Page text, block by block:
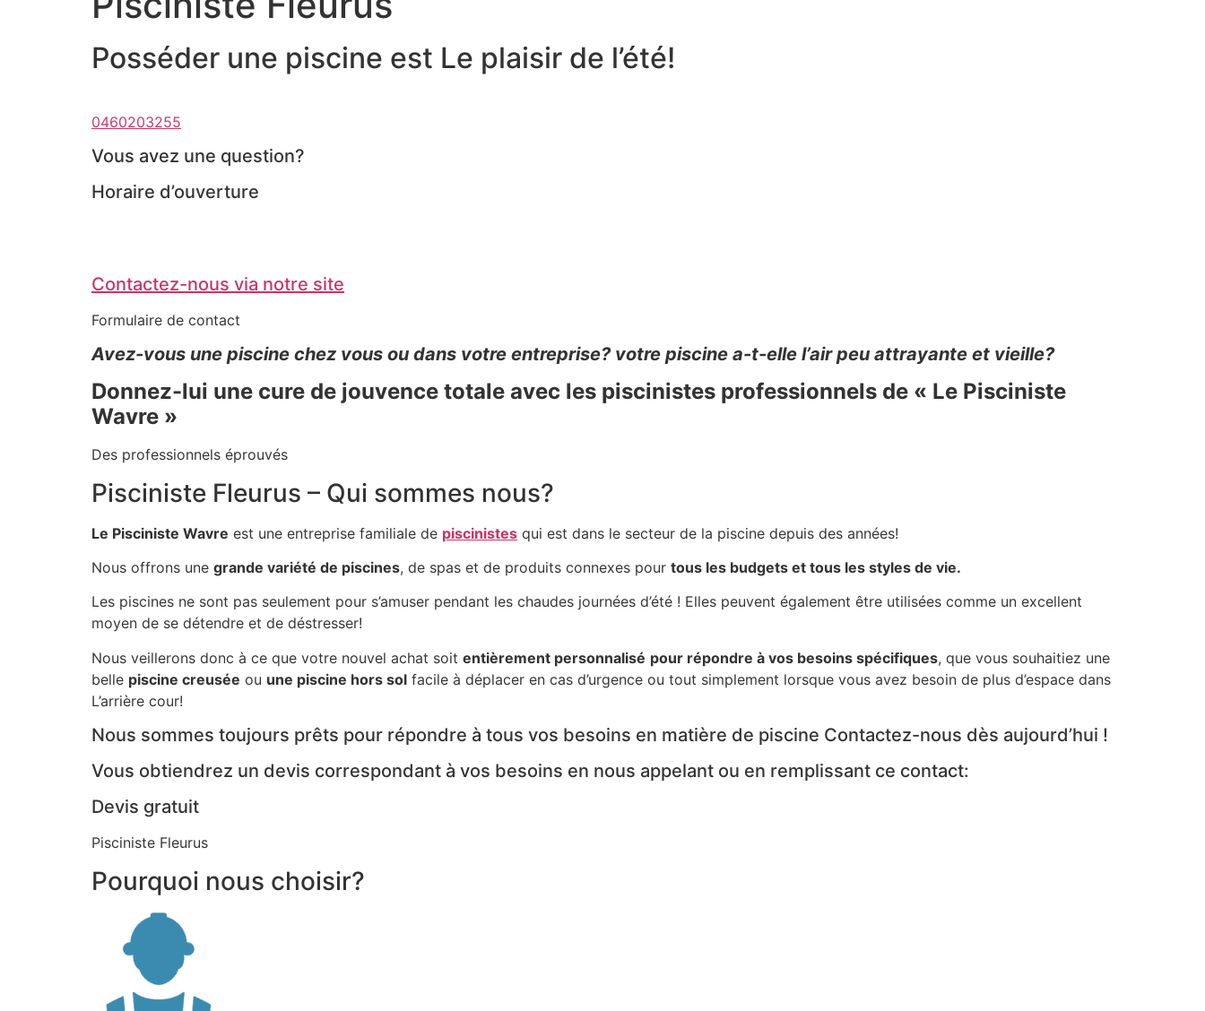
Posséder une piscine est Le plaisir de l’été!
0460203255
Vous avez une question?
Horaire d’ouverture
Contactez-nous via notre site
Formulaire de contact
Avez-vous une piscine chez vous ou dans votre entreprise? votre piscine a-t-elle l’air peu attrayante et vieille?
Donnez-lui une cure de jouvence totale avec les piscinistes professionnels de « Le Pisciniste
Wavre »
Des professionnels éprouvés
Pisciniste Fleurus – Qui sommes nous?
Le Pisciniste Wavre est une entreprise familiale de piscinistes qui est dans le secteur de la piscine depuis des années!
Nous offrons une grande variété de piscines, de spas et de produits connexes pour tous les budgets et tous les styles de vie.
Les piscines ne sont pas seulement pour s’amuser pendant les chaudes journées d’été ! Elles peuvent également être utilisées comme un excellent
moyen de se détendre et de déstresser!
Nous veillerons donc à ce que votre nouvel achat soit entièrement personnalisé pour répondre à vos besoins spécifiques, que vous souhaitiez une
belle piscine creusée ou une piscine hors sol facile à déplacer en cas d’urgence ou tout simplement lorsque vous avez besoin de plus d’espace dans
L’arrière cour!
Nous sommes toujours prêts pour répondre à tous vos besoins en matière de piscine Contactez-nous dès aujourd’hui !
Vous obtiendrez un devis correspondant à vos besoins en nous appelant ou en remplissant ce contact:
Devis gratuit
Pisciniste Fleurus
Pourquoi nous choisir?